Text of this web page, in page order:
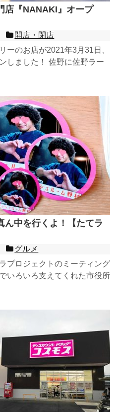
店『NANAKI』オープ
開店・閉店
ーのお店が2021年3月31日、
しました！ 佐野に佐野ラー
ん中を行くよ！【たてラ
グルメ
プロジェクトのミーティング
いろいろ支えてくれた市役所